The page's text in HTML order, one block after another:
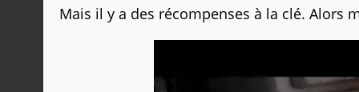
Mais il y a des récompenses à la clé. Alors